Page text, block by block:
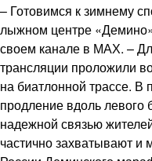
– Готовимся к зимнему
лыжном центре
своем канале в МАХ. –
трансляции проложили
на биатлонной трассе. В
продление вдоль левого
надежной связью
частично захватывают и